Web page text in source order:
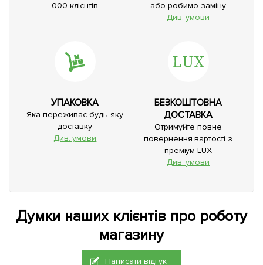
000 клієнтів
або робимо заміну
Див. умови
УПАКОВКА
Яка переживає будь-яку
доставку
Див. умови
БЕЗКОШТОВНА
ДОСТАВКА
Отримуйте повне
повернення вартості з
преміум LUX
Див. умови
Думки наших клієнтів про роботу
магазину
Написати відгук